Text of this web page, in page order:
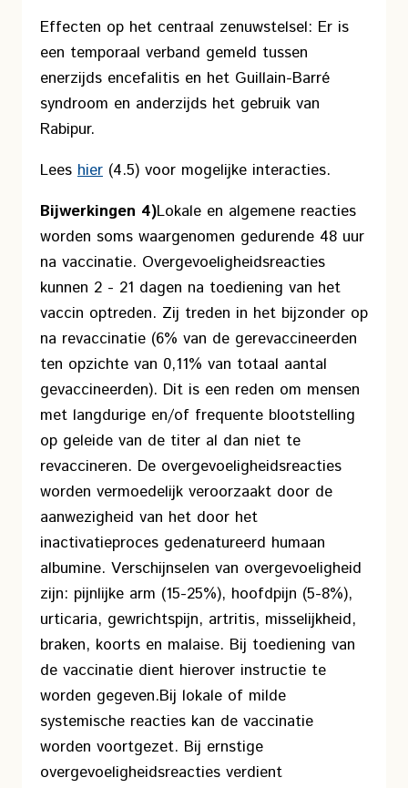
Effecten op het centraal zenuwstelsel: Er is
een temporaal verband gemeld tussen
enerzijds encefalitis en het Guillain-Barré
syndroom en anderzijds het gebruik van
Rabipur.
Lees hier (4.5) voor mogelijke interacties.
Bijwerkingen 4)Lokale en algemene reacties
worden soms waargenomen gedurende 48 uur
na vaccinatie. Overgevoeligheidsreacties
kunnen 2 - 21 dagen na toediening van het
vaccin optreden. Zij treden in het bijzonder op
na revaccinatie (6% van de gerevaccineerden
ten opzichte van 0,11% van totaal aantal
gevaccineerden). Dit is een reden om mensen
met langdurige en/of frequente blootstelling
op geleide van de titer al dan niet te
revaccineren. De overgevoeligheidsreacties
worden vermoedelijk veroorzaakt door de
aanwezigheid van het door het
inactivatieproces gedenatureerd humaan
albumine. Verschijnselen van overgevoeligheid
zijn: pijnlijke arm (15-25%), hoofdpijn (5-8%),
urticaria, gewrichtspijn, artritis, misselijkheid,
braken, koorts en malaise. Bij toediening van
de vaccinatie dient hierover instructie te
worden gegeven.Bij lokale of milde
systemische reacties kan de vaccinatie
worden voortgezet. Bij ernstige
overgevoeligheidsreacties verdient